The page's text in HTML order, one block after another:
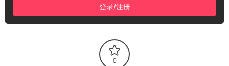
登录/注册
0